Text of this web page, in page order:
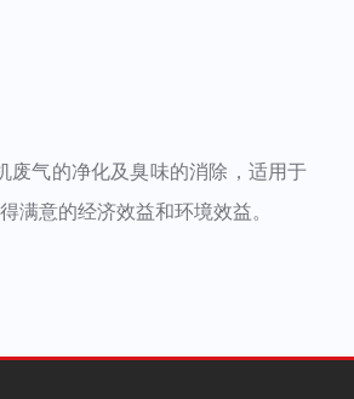
气的净化及臭味的消除，适用于
满意的经济效益和环境效益。